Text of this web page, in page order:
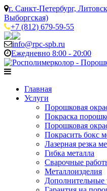
г. Санкт-Петербург,
Выборгская)
+7 (812) 679-59-55
info@rpc-spb.ru
Ежедневно 8:00 - 20:00
Главная
Услуги
Порошковая
Покраска
Порошковая
Покрасить бокс
Лазерная резка
Гибка металла
Сварочные
Металлоизделия
Дополнительные